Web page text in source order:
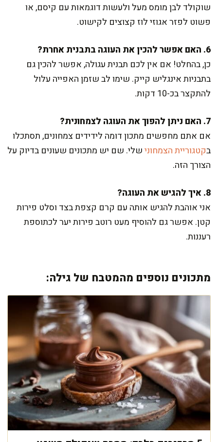
שוקולד לבן מומס מעל ולעשות דוגמאות עם קיסם, או
פשוט לפזר אגוזי לוז קצוצים לקישוט.
6. האם אפשר להכין את העוגה בתבנית אחרת?
כן, בהחלט! אם אין לכם תבנית עגולה, אפשר להכין גם
בתבניות אינגליש קייק. שימו לב שזמן האפייה עלול
להתקצר בכ-10 דקות.
7. האם ניתן להפוך את העוגה לצמחונית?
אם אתם מחפשים מתכון דומה לידידים צמחונים, תסתכלו
בקטגוריית הצמחונישלי. שם יש מתכונים שעונים בדיוק על
הצורך הזה.
8. איך להגיש את העוגה?
אני אוהבת להגיש אותה עם קרם קצפת בצד וסלט פירות
קטן. אפשר גם להוסיף מעט רוטב פירות יער לכתוספת
רעננות.
מתכונים נוספים מהמטבח של גילה: